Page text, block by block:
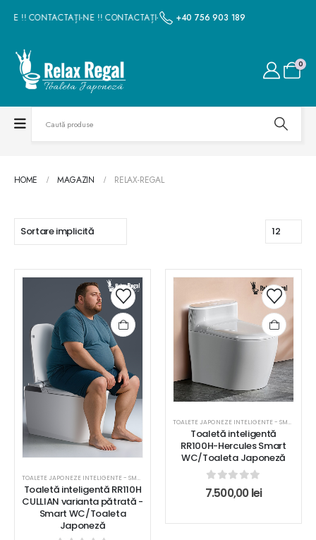
NE !! CONTACTAȚI-NE !! CONTACTAȚI-NE !! CONTACTAȚI-NE !! CONTACTAȚI-
+40 756 903 189
0
HOME MAGAZIN RELAX-REGAL
TOALETE JAPONEZE INTELIGENTE - SMART WC
Toaletă inteligentă RR110H
CULLIAN varianta pătrată -
Smart WC/Toaleta
Japoneză
TOALETE JAPONEZE INTELIGENTE - SMART WC
Toaletă inteligentă
RR100H-Hercules Smart
WC/Toaleta Japoneză
0 out of 5
7.500,00lei